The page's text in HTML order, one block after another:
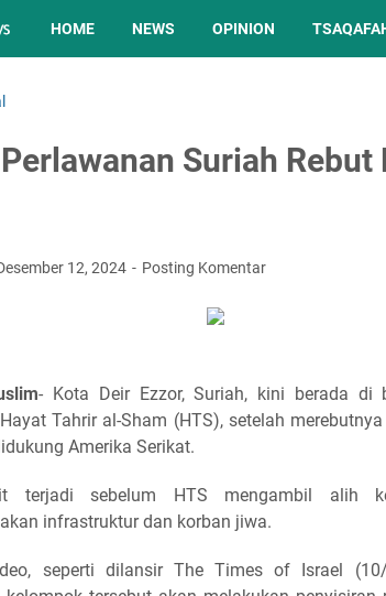
HOME NEWS OPINION
Suriah Rebut
12, 2024 Posting Komentar
- Kota Deir Ezzor, Suriah, kini berada di
Tahrir al-Sham (HTS), setelah
Amerika Serikat.
terjadi sebelum HTS mengambil alih
infrastruktur dan korban jiwa.
seperti dilansir The Times of Israel